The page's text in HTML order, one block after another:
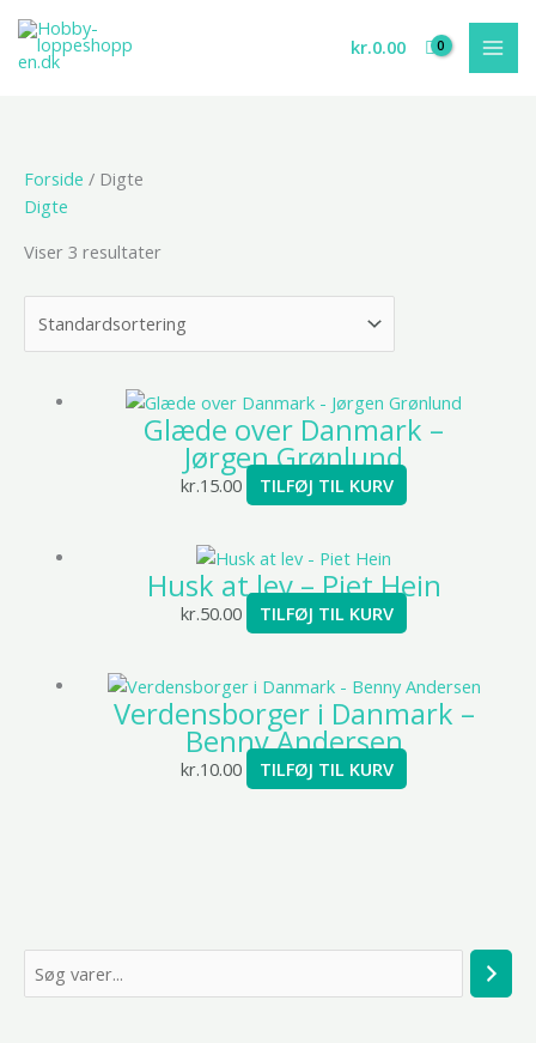
indholdet
kr.0.00
ø
Forside / Digte
Digte
Viser 3 resultater
Glæde over Danmark –
Jørgen Grønlund
kr.15.00 TILFØJ TIL KURV
Husk at lev – Piet Hein
kr.50.00 TILFØJ TIL KURV
Verdensborger i Danmark –
Benny Andersen
kr.10.00 TILFØJ TIL KURV